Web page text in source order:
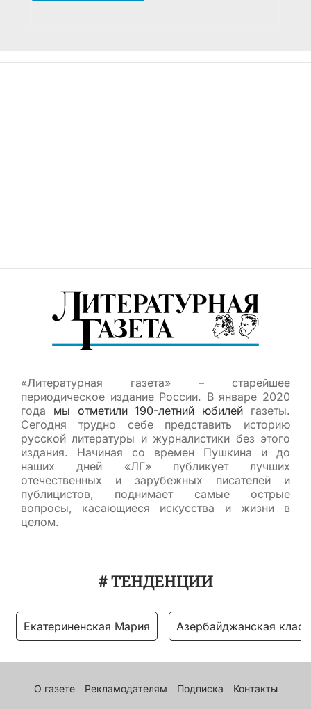
«Литературная газета» – старейшее
периодическое издание России. В январе 2020
года мы отметили 190-летний юбилей газеты.
Сегодня трудно себе представить историю
русской литературы и журналистики без этого
издания. Начиная со времен Пушкина и до
наших дней «ЛГ» публикует лучших
отечественных и зарубежных писателей и
публицистов, поднимает самые острые
вопросы, касающиеся искусства и жизни в
целом.
# ТЕНДЕНЦИИ
Екатериненская Мария Азербайджанская
О газете Рекламодателям Подписка Контакты